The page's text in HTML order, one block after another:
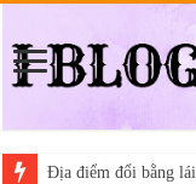
Địa điểm đổi bằng